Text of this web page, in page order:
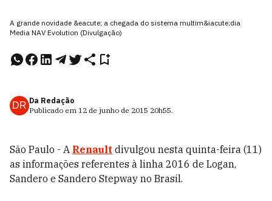
A grande novidade &eacute; a chegada do sistema multim&iacute;dia
Media NAV Evolution (Divulgação)
DR Da Redação
Publicado em 12 de junho de 2015 20h55.
São Paulo - A Renault divulgou nesta quinta-feira (11)
as informações referentes à linha 2016 de Logan,
Sandero e Sandero Stepway no Brasil.